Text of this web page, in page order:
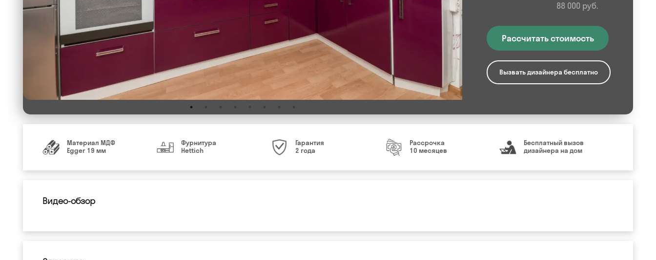
88 000 руб.
Рассчитать стоимость
Вызвать дизайнера бесплатно
Материал МДФ
Egger 19 мм
Фурнитура
Hettich
Гарантия
2 года
Рассрочка
10 месяцев
Бесплатный вызов
дизайнера на дом
Видео-обзор